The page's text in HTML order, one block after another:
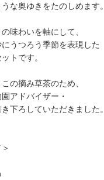
な奥ゆきをたのしめます。
味わいを軸にして、
うつろう季節を表現した
トです。
の摘み草茶のため、
アドバイザー・
下ろしていただきました。